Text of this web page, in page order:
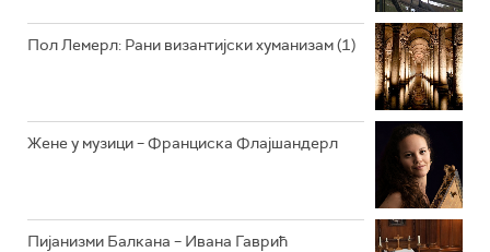
РАДИО ЏЕЗЕР
Пол Лемерл: Рани византијски хуманизам (1)
Жене у музици – Франциска Флајшандерл
Пијанизми Балкана – Ивана Гаврић